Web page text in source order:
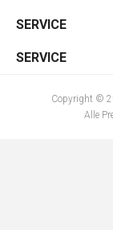
SERVICE
SERVICE
Copyright ©
Alle